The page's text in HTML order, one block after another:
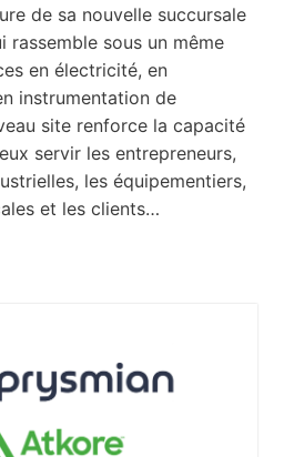
de sa nouvelle succursale
rassemble sous un même
en électricité, en
instrumentation de
site renforce la capacité
servir les entrepreneurs,
les équipementiers,
et les clients…